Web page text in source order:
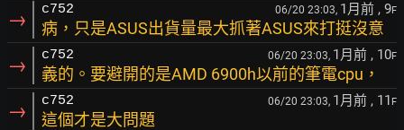
→ c752 06/20 23:03, 1月前 , 9F
病，只是ASUS出貨量最大抓著ASUS來打挺沒意
→ c752 06/20 23:03, 1月前 , 10F
義的。要避開的是AMD 6900h以前的筆電cpu，
→ c752 06/20 23:03, 1月前 , 11 F
這個才是大問題